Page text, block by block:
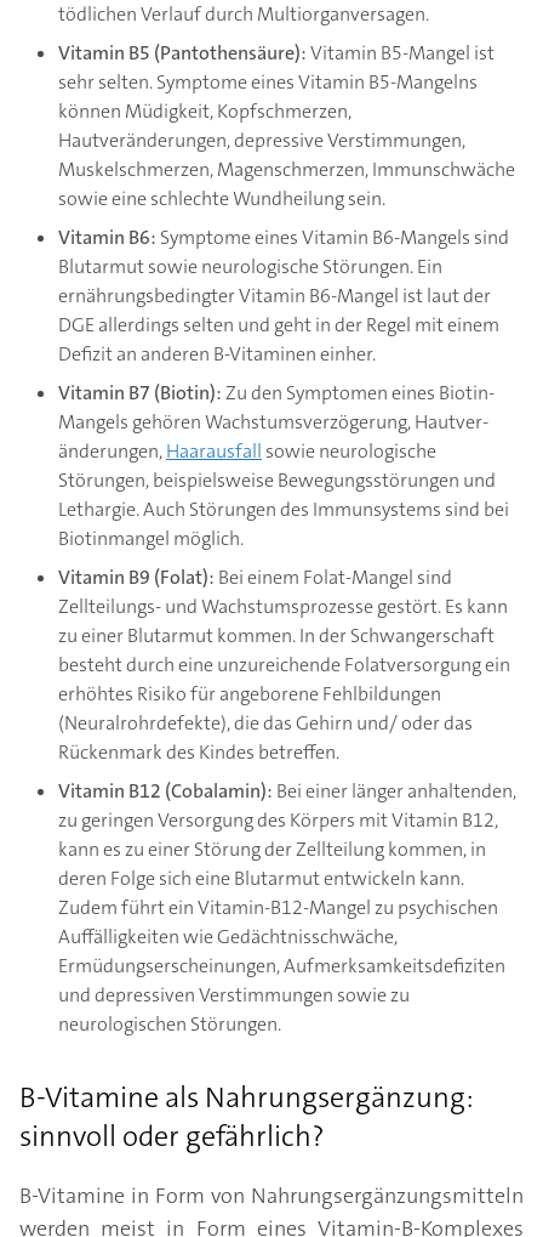
tödlichen Verlauf durch Multiorganversagen.
Vitamin B5 (Pantothensäure):Vitamin B5-Mangel ist
sehr selten. Symptome eines Vitamin B5-Mangelns
können Müdigkeit, Kopfschmerzen,
Hautveränderungen, depressive Verstimmungen,
Muskelschmerzen, Magenschmerzen, Immunschwäche
sowie eine schlechte Wundheilung sein.
Vitamin B6: Symptome eines Vitamin B6-Mangels sind
Blutarmut sowie neurologische Störungen. Ein
ernährungsbedingter Vitamin B6-Mangel ist laut der
DGE allerdings selten und geht in der Regel mit einem
Defizit an anderen B-Vitaminen einher.
Vitamin B7 (Biotin):Zu den Symptomen eines Biotin-
Mangels gehören Wachstumsverzögerung, Hautver­
änderungen,Haarausfall sowie neurologische
Störungen, beispielsweise Bewegungsstörungen und
Lethargie. Auch Störungen des Immunsystems sind bei
Biotinmangel möglich.
Vitamin B9 (Folat): Bei einem Folat-Mangel sind
Zellteilungs- und Wachstumsprozesse gestört. Es kann
zu einer Blutarmut kommen. In der Schwangerschaft
besteht durch eine unzureichende Folatversorgung ein
erhöhtes Risiko für angeborene Fehlbildungen
(Neuralrohrdefekte), die das Gehirn und/ oder das
Rückenmark des Kindes betreffen.
Vitamin B12 (Cobalamin): Bei einer länger anhaltenden,
zu geringen Versorgung des Körpers mit Vitamin B12,
kann es zu einer Störung der Zellteilung kommen, in
deren Folge sich eine Blutarmut entwickeln kann.
Zudem führt ein Vitamin-B12-Mangel zu psychischen
Auffälligkeiten wie Gedächtnisschwäche,
Ermüdungserscheinungen, Aufmerksamkeitsdefiziten
und depressiven Verstimmungen sowie zu
neurologischen Störungen.
B-Vitamine als Nahrungsergänzung:
sinnvoll oder gefährlich?
B-Vitamine in Form von Nahrungsergänzungsmitteln
werden meist in Form eines Vitamin-B-Komplexes